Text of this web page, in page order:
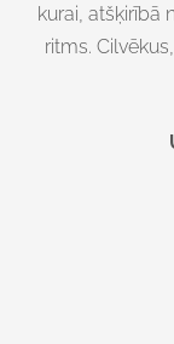
kurai, atšķirībā
ritms.